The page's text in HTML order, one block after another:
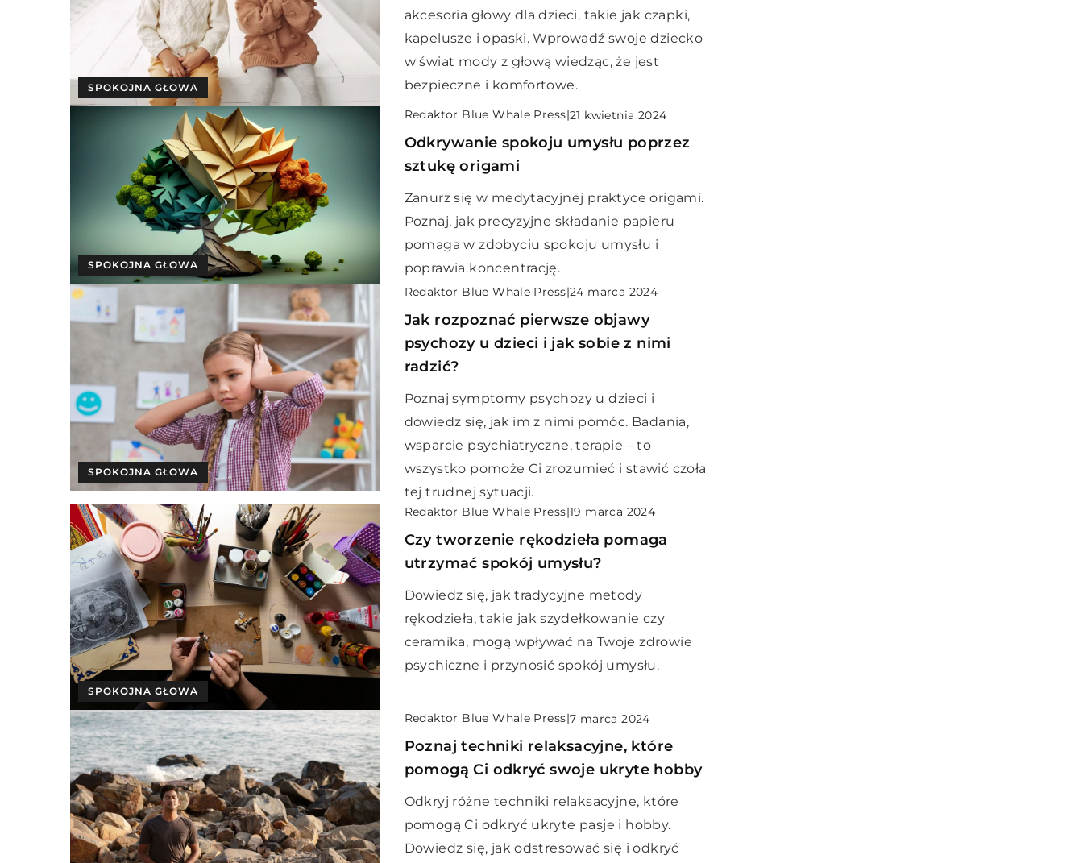
SPOKOJNA GŁOWA
akcesoria głowy dla dzieci, takie jak czapki,
kapelusze i opaski. Wprowadź swoje dziecko
w świat mody z głową wiedząc, że jest
bezpieczne i komfortowe.
SPOKOJNA GŁOWA
Redaktor Blue Whale Press|21 kwietnia 2024
Odkrywanie spokoju umysłu poprzez
sztukę origami
Zanurz się w medytacyjnej praktyce origami.
Poznaj, jak precyzyjne składanie papieru
pomaga w zdobyciu spokoju umysłu i
poprawia koncentrację.
SPOKOJNA GŁOWA
Redaktor Blue Whale Press|24 marca 2024
Jak rozpoznać pierwsze objawy
psychozy u dzieci i jak sobie z nimi
radzić?
Poznaj symptomy psychozy u dzieci i
dowiedz się, jak im z nimi pomóc. Badania,
wsparcie psychiatryczne, terapie – to
wszystko pomoże Ci zrozumieć i stawić czoła
tej trudnej sytuacji.
SPOKOJNA GŁOWA
Redaktor Blue Whale Press|19 marca 2024
Czy tworzenie rękodzieła pomaga
utrzymać spokój umysłu?
Dowiedz się, jak tradycyjne metody
rękodzieła, takie jak szydełkowanie czy
ceramika, mogą wpływać na Twoje zdrowie
psychiczne i przynosić spokój umysłu.
Redaktor Blue Whale Press|7 marca 2024
Poznaj techniki relaksacyjne, które
pomogą Ci odkryć swoje ukryte hobby
Odkryj różne techniki relaksacyjne, które
pomogą Ci odkryć ukryte pasje i hobby.
Dowiedz się, jak odstresować się i odkryć